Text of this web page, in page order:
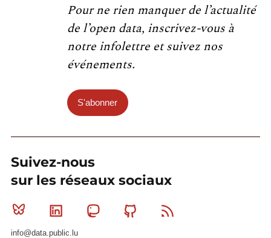
Pour ne rien manquer de l’actualité
de l’open data, inscrivez-vous à
notre infolettre et suivez nos
événements.
S'abonner
Suivez-nous
sur les réseaux sociaux
Bluesky Linkedin MastodonGithub
info@data.public.lu